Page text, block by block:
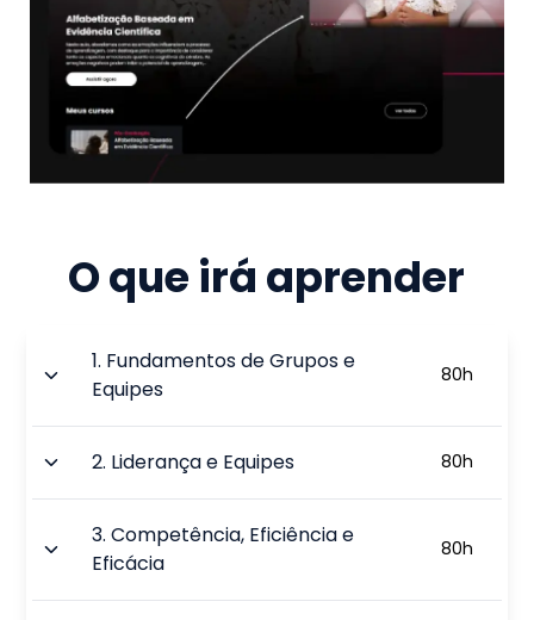
O que irá aprender
1. Fundamentos de Grupos e
Equipes
80h
2. Liderança e Equipes 80h
3.Competência, Eficiência e
Eficácia
80h